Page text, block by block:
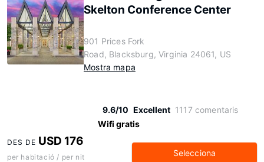
Skelton Conference Center
901 Prices Fork
Road, Blacksburg, Virginia 24061, US
Mostra mapa
9.6/10 Excellent 1117 comentaris
Wifi gratis
DES DE USD 176
per habitació / per nit Selecciona